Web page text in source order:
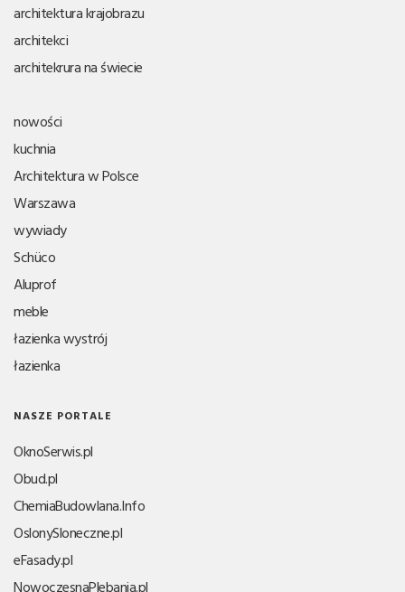
architektura krajobrazu
architekci
architekrura na świecie
nowości
kuchnia
Architektura w Polsce
Warszawa
wywiady
Schüco
Aluprof
meble
łazienka wystrój
łazienka
NASZE PORTALE
OknoSerwis.pl
Obud.pl
ChemiaBudowlana.Info
OslonySloneczne.pl
eFasady.pl
NowoczesnaPlebania.pl